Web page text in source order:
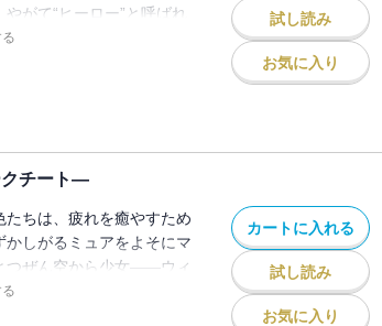
がて“ヒーロー”と呼ばれ
試し読み
お気に入り
クチート―
たちは、疲れを癒やすため
しがるミュアをよそにマ
つぜん空から少女――ウィ
カートに入れる
試し読み
お気に入り